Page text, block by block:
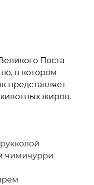
Поста
в котором
представляет
жиров.
чимичурри